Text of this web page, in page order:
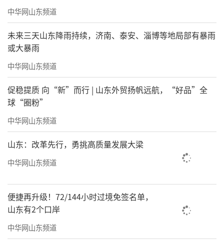
中华网山东频道
未来三天山东降雨持续，济南、泰安、淄博等地局部有暴雨
或大暴雨
中华网山东频道
促稳提质 向“新”而行 | 山东外贸扬帆远航，“好品”全
球“圈粉”
中华网山东频道
山东：改革先行，勇挑高质量发展大梁
中华网山东频道
便捷再升级！72/144小时过境免签名单，
山东有2个口岸
中华网山东频道